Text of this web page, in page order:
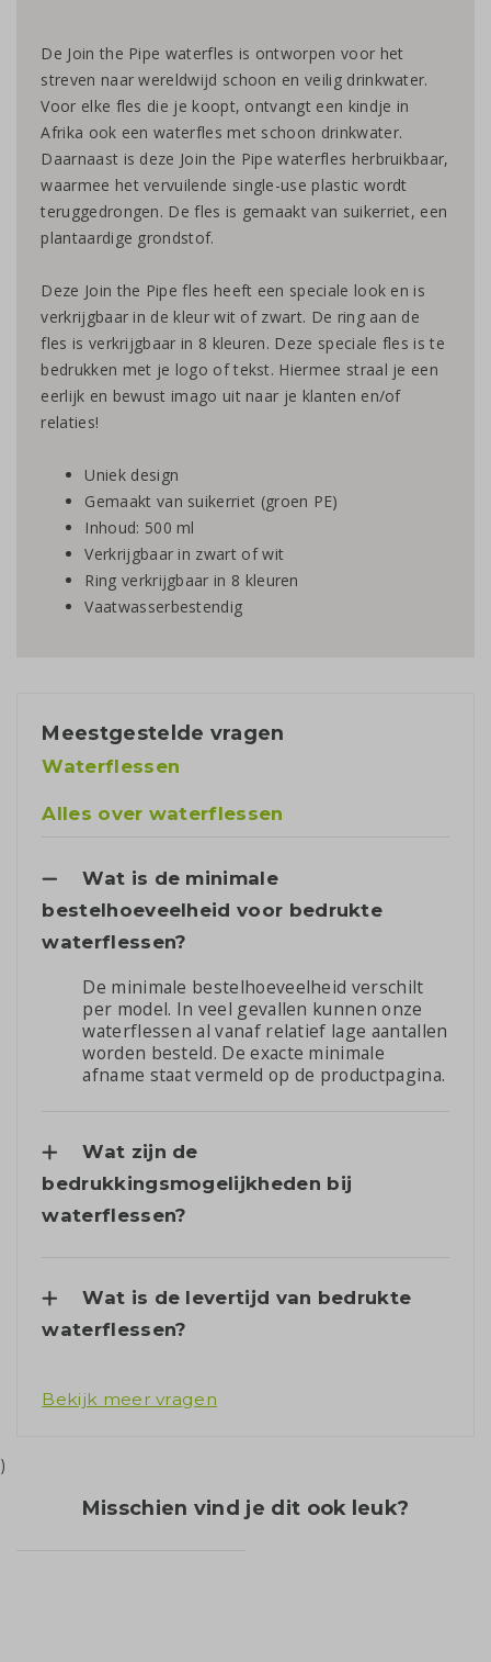
De Join the Pipe waterfles is ontworpen voor het
streven naar wereldwijd schoon en veilig drinkwater.
Voor elke fles die je koopt, ontvangt een kindje in
Afrika ook een waterfles met schoon drinkwater.
Daarnaast is deze Join the Pipe waterfles herbruikbaar,
waarmee het vervuilende single-use plastic wordt
teruggedrongen. De fles is gemaakt van suikerriet, een
plantaardige grondstof.
Deze Join the Pipe fles heeft een speciale look en is
verkrijgbaar in de kleur wit of zwart. De ring aan de
fles is verkrijgbaar in 8 kleuren. Deze speciale fles is te
bedrukken met je logo of tekst. Hiermee straal je een
eerlijk en bewust imago uit naar je klanten en/of
relaties!
Uniek design
Gemaakt van suikerriet (groen PE)
Inhoud: 500 ml
Verkrijgbaar in zwart of wit
Ring verkrijgbaar in 8 kleuren
Vaatwasserbestendig
Meestgestelde vragen
Waterflessen
Alles over waterflessen
Wat is de minimale
bestelhoeveelheid voor bedrukte
waterflessen?
De minimale bestelhoeveelheid verschilt
per model. In veel gevallen kunnen onze
waterflessen al vanaf relatief lage aantallen
worden besteld. De exacte minimale
afname staat vermeld op de productpagina.
Wat zijn de
bedrukkingsmogelijkheden bij
waterflessen?
Wat is de levertijd van bedrukte
waterflessen?
Bekijk meer vragen
)
Misschien vind je dit ook leuk?